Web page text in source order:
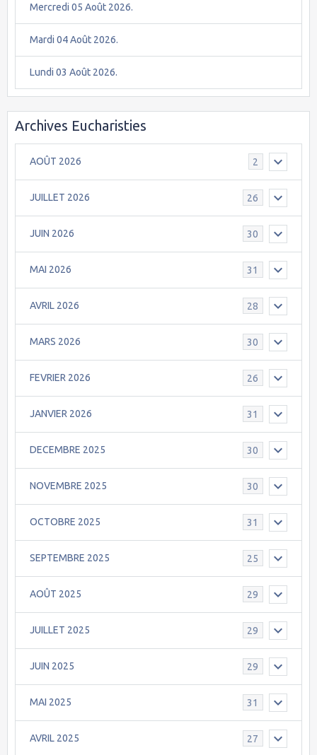
Mercredi 05 Août 2026.
Mardi 04 Août 2026.
Lundi 03 Août 2026.
Archives Eucharisties
AOÛT 2026 2
JUILLET 2026 26
JUIN 2026 30
MAI 2026 31
AVRIL 2026 28
MARS 2026 30
FEVRIER 2026 26
JANVIER 2026 31
DECEMBRE 2025 30
NOVEMBRE 2025 30
OCTOBRE 2025 31
SEPTEMBRE 2025 25
AOÛT 2025 29
JUILLET 2025 29
JUIN 2025 29
MAI 2025 31
AVRIL 2025 27